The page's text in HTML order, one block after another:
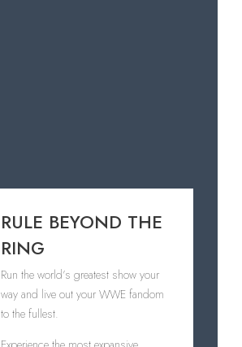
RULE BEYOND THE
RING
Run the world’s greatest show your
way and live out your WWE fandom
to the fullest.